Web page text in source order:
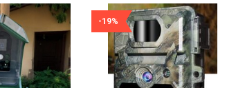
-19%